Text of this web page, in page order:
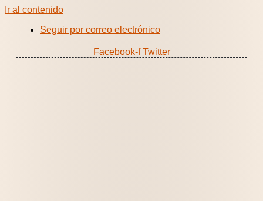
Ir al contenido
Seguir por correo electrónico
Facebook-f Twitter